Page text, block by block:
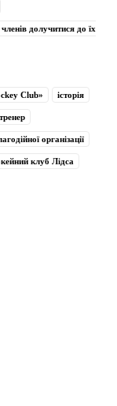
долучитися до їх
Club» історія
тренер
організації
клуб Лідса